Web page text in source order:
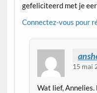
gefeliciteerd met je
Connectez-vous pour
15 mai
Wat lief, Annelies.